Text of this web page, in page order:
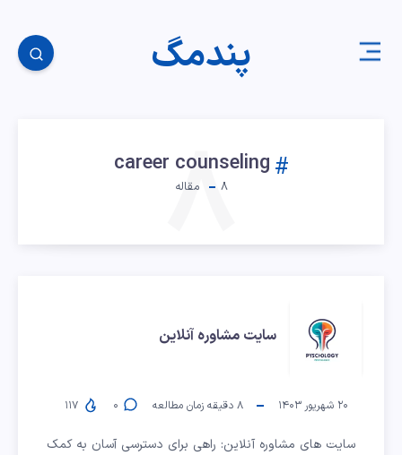
پندمگ
career counseling
۸ مقاله
۸
سایت
آنلاین
سایت مشاوره آنلاین
۲۰ شهریور ۱۴۰۳ ۸ دقیقه زمان مطالعه ۰
سایت های مشاوره آنلاین: راهی برای دسترسی آسان به کمک